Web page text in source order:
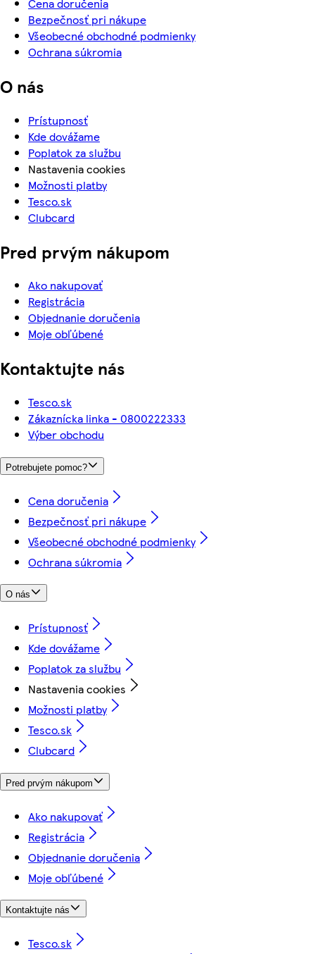
Bezpečnosť pri nákupe
Všeobecné obchodné podmienky
Ochrana súkromia
O nás
Prístupnosť
Kde dovážame
Poplatok za službu
Nastavenia cookies
Možnosti platby
Tesco.sk
Clubcard
Pred prvým nákupom
Ako nakupovať
Registrácia
Objednanie doručenia
Moje obľúbené
Kontaktujte nás
Tesco.sk
Zákaznícka linka - 0800222333
Výber obchodu
Potrebujete pomoc?
Cena doručenia
Bezpečnosť pri nákupe
Všeobecné obchodné podmienky
Ochrana súkromia
O nás
Prístupnosť
Kde dovážame
Poplatok za službu
Nastavenia cookies
Možnosti platby
Tesco.sk
Clubcard
Pred prvým nákupom
Ako nakupovať
Registrácia
Objednanie doručenia
Moje obľúbené
Kontaktujte nás
Tesco.sk